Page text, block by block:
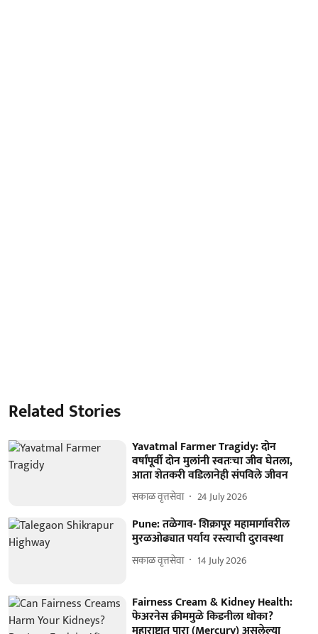
Related Stories
Yavatmal Farmer Tragidy: दोन
वर्षांपूर्वी दोन मुलांनी स्वतःचा जीव घेतला,
आता शेतकरी वडिलानेही संपविले जीवन
सकाळ वृत्तसेवा 24 July 2026
Pune: तळेगाव- शिक्रापूर महामार्गावरील
मुरळओढ्यात पर्याय रस्त्याची दुरावस्था
सकाळ वृत्तसेवा 14 July 2026
Fairness Cream & Kidney Health:
फेअरनेस क्रीममुळे किडनीला धोका?